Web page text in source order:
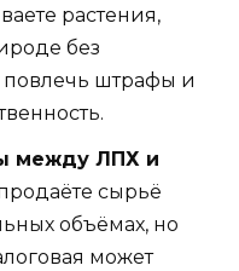
растения,
без
повлечь штрафы и
между ЛПХ и
сырьё
объёмах, но
может